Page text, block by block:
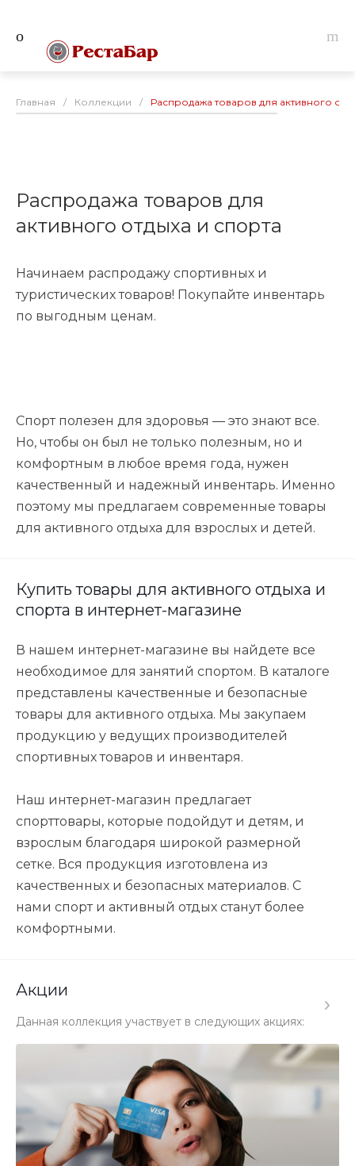
Главная / Коллекции / Распродажа товаров для активного
Распродажа товаров для
активного отдыха и спорта
Начинаем распродажу спортивных и
туристических товаров! Покупайте инвентарь
по выгодным ценам.
Спорт полезен для здоровья — это знают все.
Но, чтобы он был не только полезным, но и
комфортным в любое время года, нужен
качественный и надежный инвентарь. Именно
поэтому мы предлагаем современные товары
для активного отдыха для взрослых и детей.
Купить товары для активного отдыха и
спорта в интернет-магазине
В нашем интернет-магазине вы найдете все
необходимое для занятий спортом. В каталоге
представлены качественные и безопасные
товары для активного отдыха. Мы закупаем
продукцию у ведущих производителей
спортивных товаров и инвентаря.
Наш интернет-магазин предлагает
спорттовары, которые подойдут и детям, и
взрослым благодаря широкой размерной
сетке. Вся продукция изготовлена из
качественных и безопасных материалов. С
нами спорт и активный отдых станут более
комфортными.
Акции
Данная коллекция участвует в следующих акциях: